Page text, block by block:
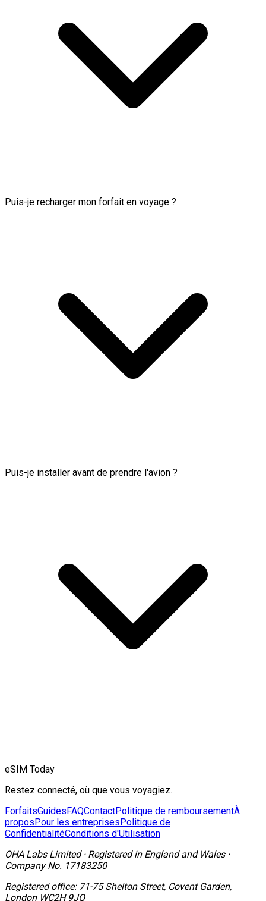
Puis-je recharger mon forfait en voyage ?
Puis-je installer avant de prendre l'avion ?
eSIM Today
Restez connecté, où que vous voyagiez.
ForfaitsGuides FAQContactPolitique de remboursementÀ
propos Pour les entreprises Politique de
ConfidentialitéConditions d'Utilisation
OHA Labs Limited· Registered in England and Wales·
Company No. 17183250
Registered office: 71-75 Shelton Street, Covent Garden,
London WC2H 9JQ